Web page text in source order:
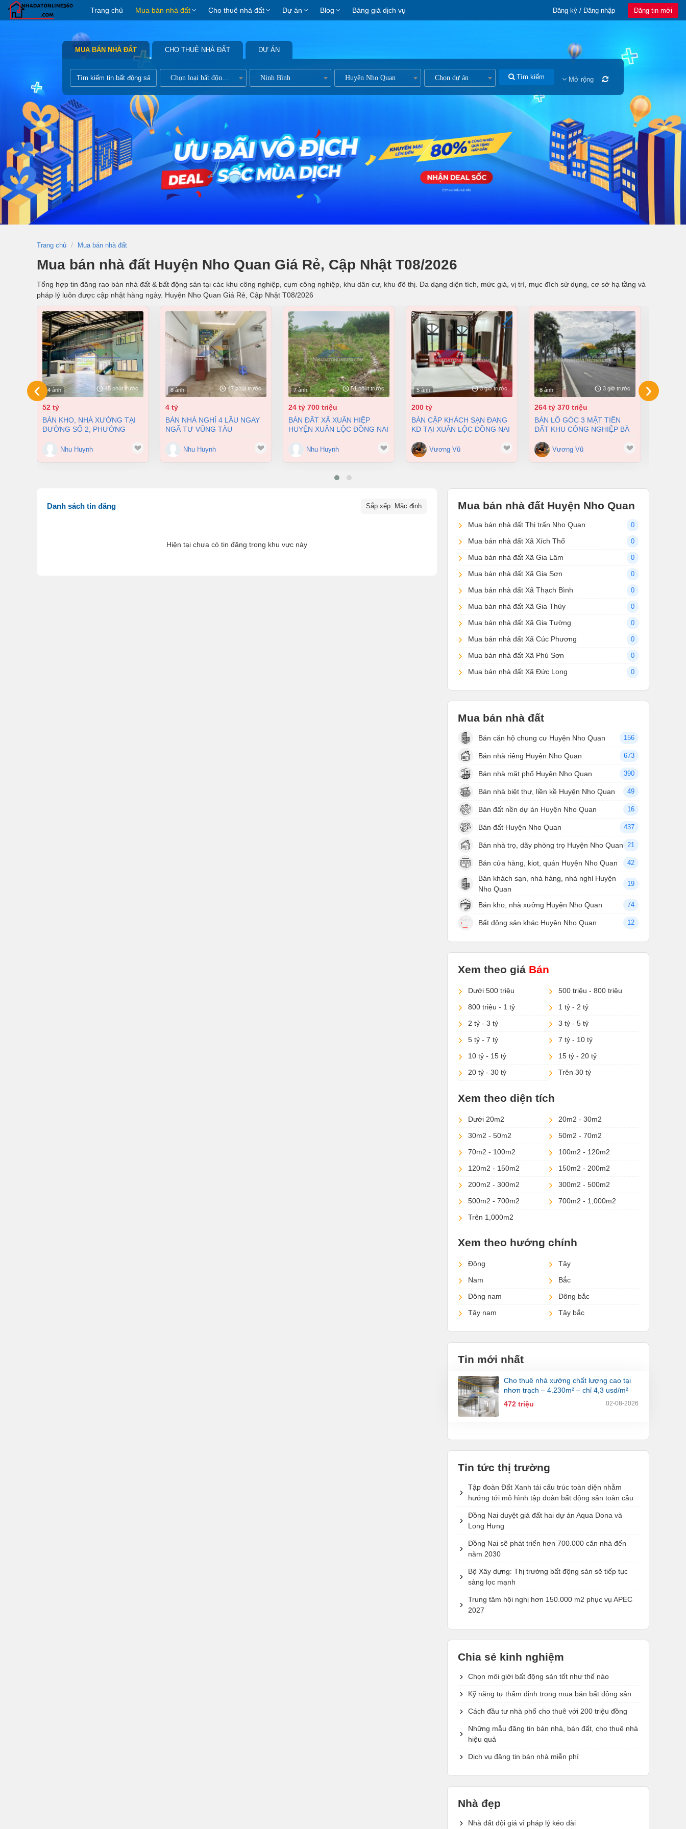
Trang chủ Mua bán nhà đất Cho thuê nhà đất Dự án Blog Bảng giá dịch vụ Đăng ký / Đăng nhập Đăng tin mới
MUA BÁN NHÀ ĐẤT CHO THUÊ NHÀ ĐẤT DỰ ÁN
Chọn loại bất động sản Ninh Bình Huyện Nho Quan Chọn dự án Tìm kiếm Mở rộng
Trang chủ Mua bán nhà đất
Mua bán nhà đất Huyện Nho Quan Giá Rẻ, Cập Nhật T08/2026
Tổng hợp tin đăng rao bán nhà đất & bất động sản tại các khu công nghiệp, cụm công nghiệp, khu dân cư, khu đô thị. Đa dạng diện tích, mức giá, vị trí, mục đích sử dụng, cơ sở hạ tầng và
pháp lý luôn được cập nhật hàng ngày. Huyện Nho Quan Giá Rẻ, Cập Nhật T08/2026
4 ảnh 45 phút trước
52 tỷ
BÁN KHO, NHÀ XƯỞNG TẠI
ĐƯỜNG SỐ 2, PHƯỜNG
BIÊN HÒA, ĐỒNG NAI GIÁ 52
TỶ
Nhu Huynh
8 ảnh 47 phút trước
4 tỷ
BÁN NHÀ NGHỈ 4 LẦU NGAY
NGÃ TƯ VŨNG TÀU
ĐỒNG NAI GIÁ CHỈ 4 TỶ
Nhu Huynh
7 ảnh 51 phút trước
24 tỷ 700 triệu
BÁN ĐẤT XÃ XUÂN HIỆP
HUYỆN XUÂN LỘC ĐỒNG NAI
24,7 TỶNhu Huynh
5 ảnh 3 giờ trước
200 tỷ
BÁN CẶP KHÁCH SẠN ĐANG
KD TẠI XUÂN LỘC ĐỒNG NAI
Vương Vũ
8 ảnh 3 giờ trước
264 tỷ 370 triệu
BÁN LÔ GÓC 3 MẶT TIỀN
ĐẤT KHU CÔNG NGHIỆP BÀ
GIÁ CHỈ 100 ĐÔ/M2
Vương Vũ
‹ ›
Danh sách tin đăng Sắp xếp: Mặc định
Hiện tại chưa có tin đăng trong khu vực này
Mua bán nhà đất Huyện Nho Quan
Mua bán nhà đất Thị trấn Nho Quan 0
Mua bán nhà đất Xã Xích Thổ 0
Mua bán nhà đất Xã Gia Lâm 0
Mua bán nhà đất Xã Gia Sơn 0
Mua bán nhà đất Xã Thạch Bình 0
Mua bán nhà đất Xã Gia Thủy 0
Mua bán nhà đất Xã Gia Tường 0
Mua bán nhà đất Xã Cúc Phương 0
Mua bán nhà đất Xã Phú Sơn 0
Mua bán nhà đất Xã Đức Long 0
Mua bán nhà đất
Bán căn hộ chung cư Huyện Nho Quan 156
Bán nhà riêng Huyện Nho Quan 673
Bán nhà mặt phố Huyện Nho Quan 390
Bán nhà biệt thự, liền kề Huyện Nho Quan 49
Bán đất nền dự án Huyện Nho Quan 16
Bán đất Huyện Nho Quan 437
Bán nhà trọ, dãy phòng trọ Huyện Nho Quan 21
Bán cửa hàng, kiot, quán Huyện Nho Quan 42
Bán khách sạn, nhà hàng, nhà nghỉ Huyện
Nho Quan
19
Bán kho, nhà xưởng Huyện Nho Quan 74
Bất động sản khác Huyện Nho Quan 12
Xem theo giá Bán
Dưới 500 triệu
500 triệu - 800 triệu
800 triệu - 1 tỷ
1 tỷ - 2 tỷ
2 tỷ - 3 tỷ
3 tỷ - 5 tỷ
5 tỷ - 7 tỷ
7 tỷ - 10 tỷ
10 tỷ - 15 tỷ
15 tỷ - 20 tỷ
20 tỷ - 30 tỷ
Trên 30 tỷ
Xem theo diện tích
Dưới 20m2
20m2 - 30m2
30m2 - 50m2
50m2 - 70m2
70m2 - 100m2
100m2 - 120m2
120m2 - 150m2
150m2 - 200m2
200m2 - 300m2
300m2 - 500m2
500m2 - 700m2
700m2 - 1,000m2
Trên 1,000m2
Xem theo hướng chính
Đông
Tây
Nam
Bắc
Đông nam
Đông bắc
Tây nam
Tây bắc
Tin mới nhất
cho thuê nhà xưởng chất lượng cao tại
nhơn trạch – 4.230m² – chỉ 4,3 usd/m²
472 triệu
02-08-2026
Tin tức thị trường
Tập đoàn Đất Xanh tái cấu trúc toàn diện nhằm
hướng tới mô hình tập đoàn bất động sản toàn cầu
Đồng Nai duyệt giá đất hai dự án Aqua Dona và
Long Hưng
Đồng Nai sẽ phát triển hơn 700.000 căn nhà đến
năm 2030
Bộ Xây dựng: Thị trường bất động sản sẽ tiếp tục
sàng lọc mạnh
Trung tâm hội nghị hơn 150.000 m2 phục vụ APEC
2027
Chia sẻ kinh nghiệm
Chọn môi giới bất động sản tốt như thế nào
Kỹ năng tự thẩm định trong mua bán bất động sản
Cách đầu tư nhà phố cho thuê với 200 triệu đồng
Những mẫu đăng tin bán nhà, bán đất, cho thuê nhà
hiệu quả
Dịch vụ đăng tin bán nhà miễn phí
Nhà đẹp
Nhà đất đội giá vì pháp lý kéo dài